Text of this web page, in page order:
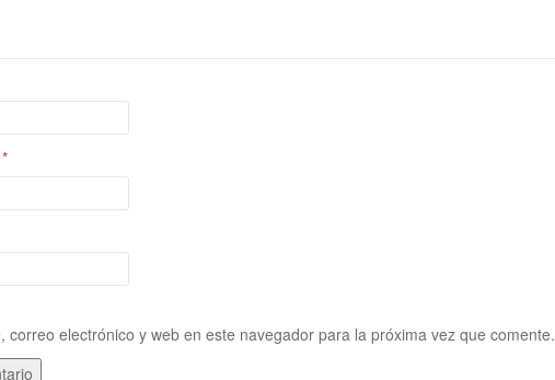
*
correo electrónico y web en este navegador para la próxima vez que comente.